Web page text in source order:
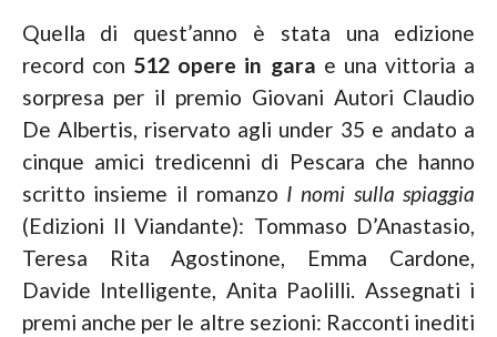
Quella di quest’anno è stata una edizione
record con 512 opere in gara e una vittoria a
sorpresa per il premio Giovani Autori Claudio
De Albertis, riservato agli under 35 e andato a
cinque amici tredicenni di Pescara che hanno
scritto insieme il romanzo I nomi sulla spiaggia
(Edizioni Il Viandante): Tommaso D’Anastasio,
Teresa Rita Agostinone, Emma Cardone,
Davide Intelligente, Anita Paolilli. Assegnati i
premi anche per le altre sezioni: Racconti inediti